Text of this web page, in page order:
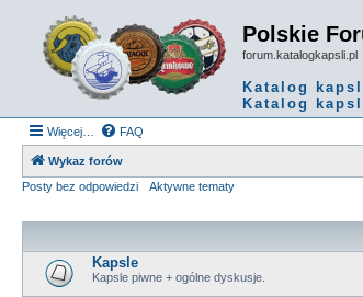
Polskie
forum.katalogkapsli.pl
Katalog
Katalog
Więcej… FAQ
Wykaz forów
Posty bez odpowiedzi
Aktywne tematy
Kapsle
Kapsle piwne + ogólne dyskusje.